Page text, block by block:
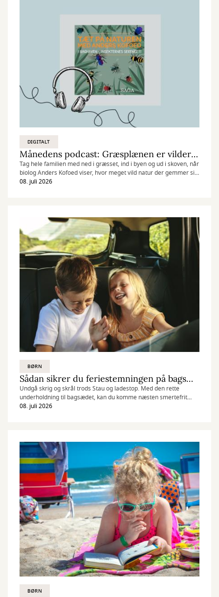
DIGITALT
Månedens podcast: Græsplænen er vildere, end du tror
Tag hele familien med ned i græsset, ind i byen og ud i skoven, når
biolog Anders Kofoed viser, hvor meget vild natur der gemmer sig
lige uden for døren. Og du kan lytte løs – podcasts tæller nemlig
08. juli 2026
BØRN
Sådan sikrer du feriestemningen på bagsædet
Undgå skrig og skrål trods Stau og ladestop. Med den rette
underholdning til bagsædet, kan du komme næsten smertefrit
igennem bilturen med børn.
08. juli 2026
BØRN